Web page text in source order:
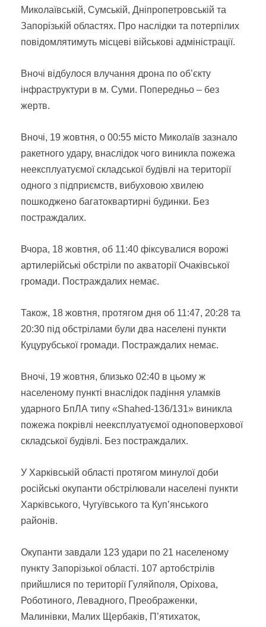
Миколаївській, Сумській, Дніпропетровській та
Запорізькій областях. Про наслідки та потерпілих
повідомлятимуть місцеві військові адміністрації.
Вночі відбулося влучання дрона по об’єкту
інфраструктури в м. Суми. Попередньо – без
жертв.
Вночі, 19 жовтня, о 00:55 місто Миколаїв зазнало
ракетного удару, внаслідок чого виникла пожежа
неексплуатуємої складської будівлі на території
одного з підприємств, вибуховою хвилею
пошкоджено багатоквартирні будинки. Без
постраждалих.
Вчора, 18 жовтня, об 11:40 фіксувалися ворожі
артилерійські обстріли по акваторії Очаківської
громади. Постраждалих немає.
Також, 18 жовтня, протягом дня об 11:47, 20:28 та
20:30 під обстрілами були два населені пункти
Куцурубської громади. Постраждалих немає.
Вночі, 19 жовтня, близько 02:40 в цьому ж
населеному пункті внаслідок падіння уламків
ударного БпЛА типу «Shahed-136/131» виникла
пожежа покрівлі неексплуатуємої одноповерхової
складської будівлі. Без постраждалих.
У Харківській області протягом минулої доби
російські окупанти обстрілювали населені пункти
Харківського, Чугуївського та Куп’янського
районів.
Окупанти завдали 123 удари по 21 населеному
пункту Запорізької області. 107 артобстрілів
прийшлися по території Гуляйполя, Оріхова,
Роботиного, Левадного, Преображенки,
Малинівки, Малих Щербаків, П’ятихаток,